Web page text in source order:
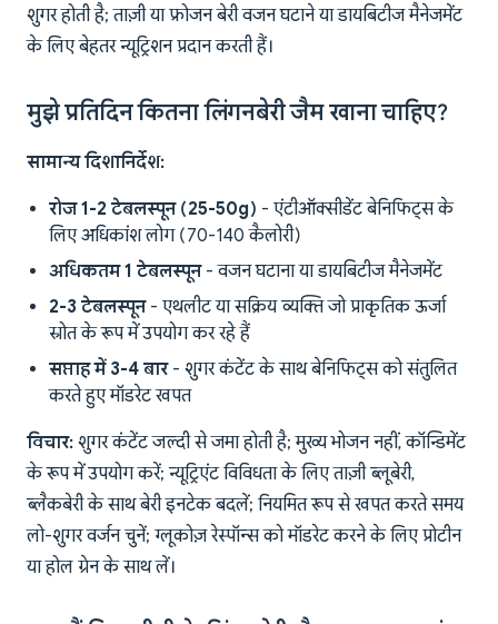
शुगर होती है; ताज़ी या फ्रोजन बेरी वजन घटाने या डायबिटीज मैनेजमेंट
के लिए बेहतर न्यूट्रिशन प्रदान करती हैं।
मुझे प्रतिदिन कितना लिंगनबेरी जैम खाना चाहिए?
सामान्य दिशानिर्देश:
रोज 1-2 टेबलस्पून (25-50g) - एंटीऑक्सीडेंट बेनिफिट्स के
लिए अधिकांश लोग (70-140 कैलोरी)
अधिकतम 1 टेबलस्पून- वजन घटाना या डायबिटीज मैनेजमेंट
2-3 टेबलस्पून- एथलीट या सक्रिय व्यक्ति जो प्राकृतिक ऊर्जा
स्रोत के रूप में उपयोग कर रहे हैं
सप्ताह में 3-4 बार- शुगर कंटेंट के साथ बेनिफिट्स को संतुलित
करते हुए मॉडरेट खपत
विचार: शुगर कंटेंट जल्दी से जमा होती है; मुख्य भोजन नहीं, कॉन्डिमेंट
के रूप में उपयोग करें; न्यूट्रिएंट विविधता के लिए ताज़ी ब्लूबेरी,
ब्लैकबेरी के साथ बेरी इनटेक बदलें; नियमित रूप से खपत करते समय
लो-शुगर वर्जन चुनें; ग्लूकोज़ रेस्पॉन्स को मॉडरेट करने के लिए प्रोटीन
या होल ग्रेन के साथ लें।